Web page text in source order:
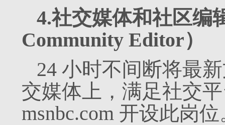
4.社交媒体和社区编
Community Editor）
24 小时不间断将最
交媒体上，满足社交
msnbc.com 开设此岗位